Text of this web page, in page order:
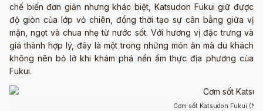
chế biến đơn giản nhưng khác biệt, Katsudon Fukui giữ được
độ giòn của lớp vỏ chiên, đồng thời tạo sự cân bằng giữa vị
mặn, ngọt và chua nhẹ từ nước sốt. Với hương vị đặc trưng và
giá thành hợp lý, đây là một trong những món ăn mà du khách
không nên bỏ lỡ khi khám phá nền ẩm thực địa phương của
Fukui.
Cơm sốt Katsudon Fukui